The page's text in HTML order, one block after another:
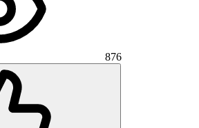
876